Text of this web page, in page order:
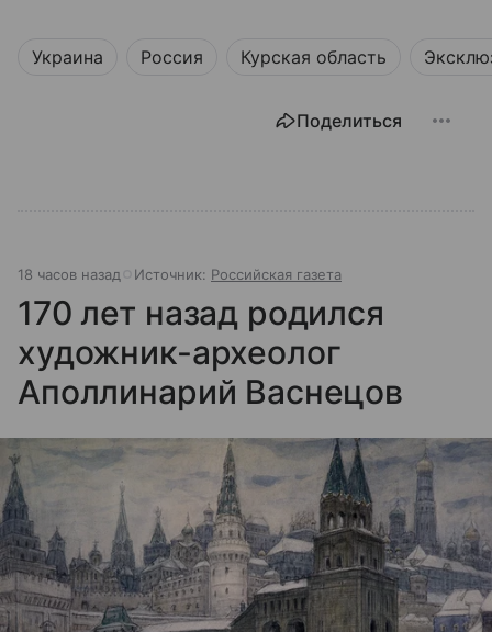
Украина Россия Курская область
Поделиться
18 часов назад Источник: Российская газета
170 лет назад родился
художник-археолог
Аполлинарий Васнецов